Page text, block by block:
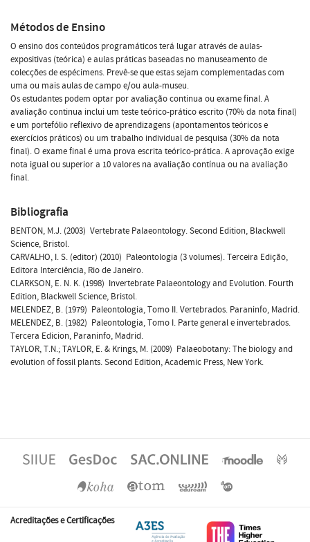
Métodos de Ensino
O ensino dos conteúdos programáticos terá lugar através de aulas-
expositivas (teórica) e aulas práticas baseadas no manuseamento de
colecções de espécimens. Prevê-se que estas sejam complementadas com
uma ou mais aulas de campo e/ou aula-museu.
Os estudantes podem optar por avaliação continua ou exame final. A
avaliação continua inclui um teste teórico-prático escrito (70% da nota final)
e um portefólio reflexivo de aprendizagens (apontamentos teóricos e
exercícios práticos) ou um trabalho individual de pesquisa (30% da nota
final). O exame final é uma prova escrita teórico-prática. A aprovação exige
nota igual ou superior a 10 valores na avaliação contínua ou na avaliação
final.
Bibliografia
BENTON, M.J. (2003)  Vertebrate Palaeontology. Second Edition, Blackwell
Science, Bristol.
CARVALHO, I. S. (editor) (2010)  Paleontologia (3 volumes). Terceira Edição,
Editora Interciência, Rio de Janeiro.
CLARKSON, E. N. K. (1998)  Invertebrate Palaeontology and Evolution. Fourth
Edition, Blackwell Science, Bristol.
MELENDEZ, B. (1979)  Paleontologia, Tomo II. Vertebrados. Paraninfo, Madrid.
MELENDEZ, B. (1982)  Paleontologia, Tomo I. Parte general e invertebrados.
Tercera Edicion, Paraninfo, Madrid.
TAYLOR, T.N.; TAYLOR, E. & Krings, M. (2009)  Palaeobotany: The biology and
evolution of fossil plants. Second Edition, Academic Press, New York.
Acreditações e Certificações